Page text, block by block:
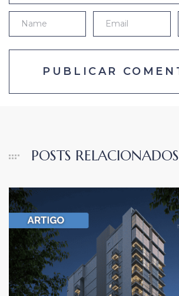
POSTS RELACIONADOS